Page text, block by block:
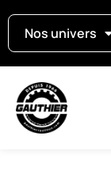
Nos univers